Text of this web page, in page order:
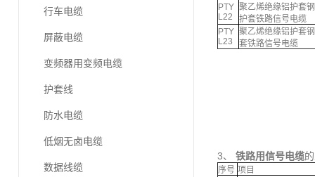
行车电缆
屏蔽电缆
变频器用变频电缆
护套线
防水电缆
低烟无卤电缆
数据线缆
PTY
L22
聚乙烯绝缘铝护套
护套铁路信号电缆
PTY
L23
聚乙烯绝缘铝护套
套铁路信号电缆
3、 铁路用信号电缆
序号 项目